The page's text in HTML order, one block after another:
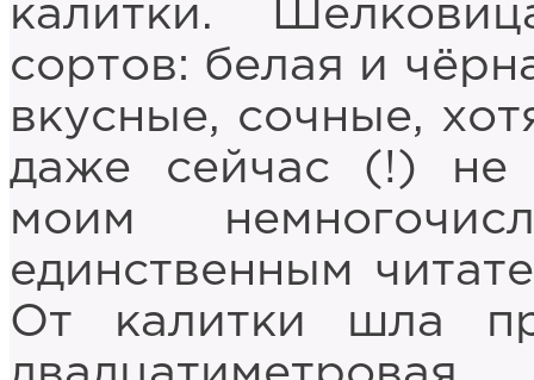
калитки.
сортов: белая и
вкусные, сочные,
даже сейчас (!) не
моим
единственным
От калитки шла